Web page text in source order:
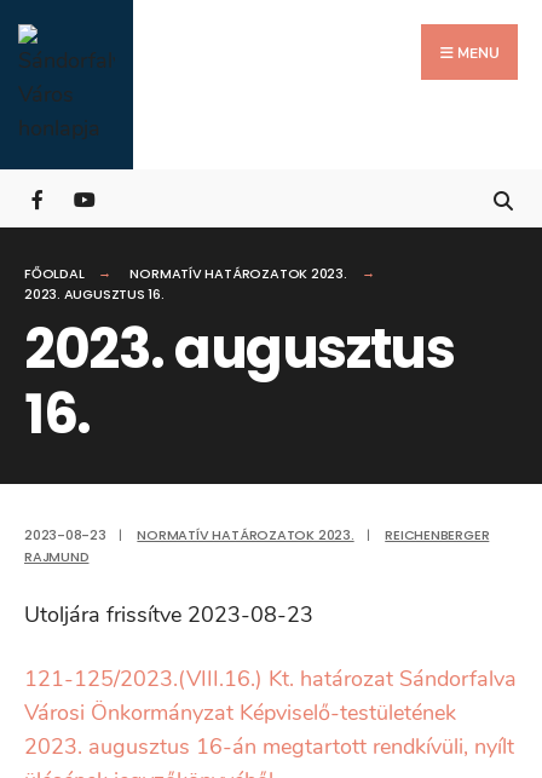
Skip
to
content
MENU
FŐOLDAL
NORMATÍV HATÁROZATOK 2023.
2023. AUGUSZTUS 16.
2023. augusztus
16.
2023-08-23 | NORMATÍV HATÁROZATOK 2023. |
REICHENBERGER
RAJMUND
Utoljára frissítve 2023-08-23
121-125/2023.(VIII.16.) Kt. határozat Sándorfalva
Városi Önkormányzat Képviselő-testületének
2023. augusztus 16-án megtartott rendkívüli, nyílt
for:
Close